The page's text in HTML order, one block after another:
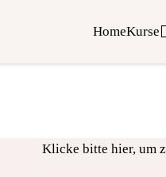
HomeKurse
Klicke bitte hier, um